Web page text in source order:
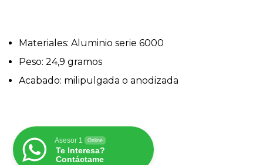
Materiales: Aluminio serie 6000
Peso: 24,9 gramos
Acabado: milipulgada o anodizada
Asesor 1 Online
Te Interesa?
Contáctame